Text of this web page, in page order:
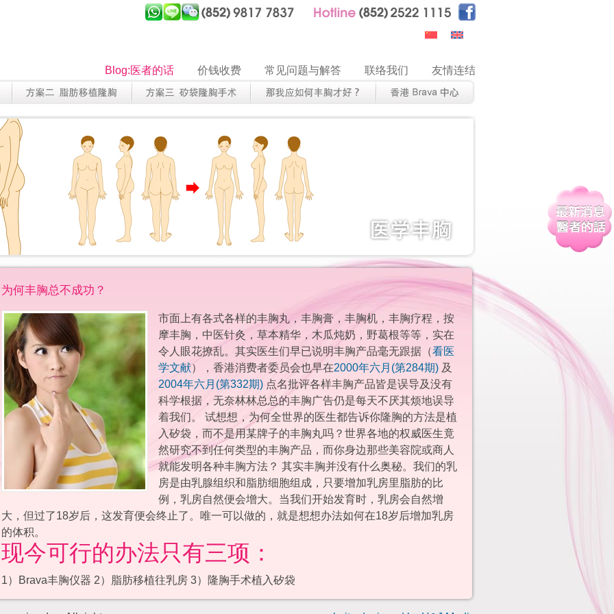
Blog:医者的话 价钱收费 常见问题与解答 联络我们 友情连结
为何丰胸总不成功？
市面上有各式各样的丰胸丸，丰胸膏，丰胸机，丰胸疗程，按
摩丰胸，中医针灸，草本精华，木瓜炖奶，野葛根等等，实在
令人眼花撩乱。其实医生们早已说明丰胸产品毫无跟据（看医
学文献），香港消费者委员会也早在2000年六月(第284期)及
2004年六月(第332期)点名批评各样丰胸产品皆是误导及没有
科学根据，无奈林林总总的丰胸广告仍是每天不厌其烦地误导
着我们。 试想想，为何全世界的医生都告诉你隆胸的方法是植
入矽袋，而不是用某牌子的丰胸丸吗？世界各地的权威医生竟
然研究不到任何类型的丰胸产品，而你身边那些美容院或商人
就能发明各种丰胸方法？ 其实丰胸并没有什么奥秘。我们的乳
房是由乳腺组织和脂肪细胞组成，只要增加乳房里脂肪的比
例，乳房自然便会增大。当我们开始发育时，乳房会自然增
大，但过了18岁后，这发育便会终止了。唯一可以做的，就是想想办法如何在18岁后增加乳房
的体积。
现今可行的办法只有三项：
1）Brava丰胸仪器 2）脂肪移植往乳房 3）隆胸手术植入矽袋